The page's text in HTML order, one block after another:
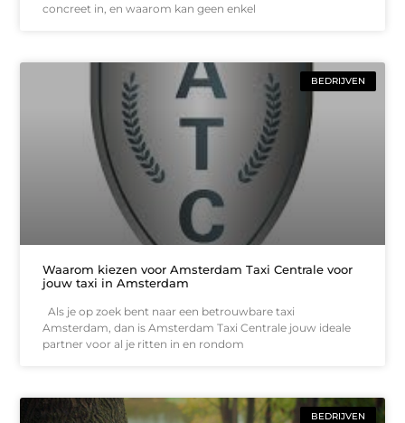
concreet in, en waarom kan geen enkel
BEDRIJVEN
Waarom kiezen voor Amsterdam Taxi Centrale voor
jouw taxi in Amsterdam
Als je op zoek bent naar een betrouwbare taxi
Amsterdam, dan is Amsterdam Taxi Centrale jouw ideale
partner voor al je ritten in en rondom
BEDRIJVEN